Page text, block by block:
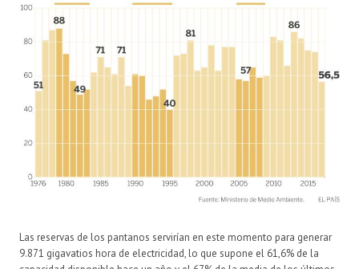
Las reservas de los pantanos servirían en este momento para generar
9.871 gigavatios hora de electricidad, lo que supone el 61,6% de la